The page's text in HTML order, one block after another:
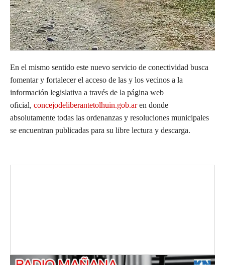
En el mismo sentido este nuevo servicio de conectividad busca
fomentar y fortalecer el acceso de las y los vecinos a la
información legislativa a través de la página web
oficial, concejodeliberantetolhuin.gob.aren donde
absolutamente todas las ordenanzas y resoluciones municipales
se encuentran publicadas para su libre lectura y descarga.